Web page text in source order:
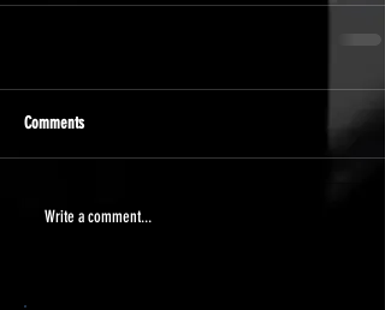
Comments
Write a comment...